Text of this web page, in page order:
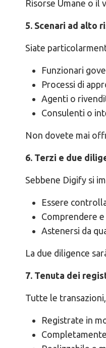
Risorse Umane o il
5. Scenari ad alto
Siate
Funzionari
Processi di
Agenti o
Consulenti o
Non dovete mai
6. Terzi e due
Sebbene Digify si
Essere
Comprendere
Astenersi da
La due diligence
7. Tenuta dei
Tutte le
Registrate in